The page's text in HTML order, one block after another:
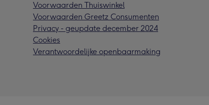
Voorwaarden Thuiswinkel
Voorwaarden Greetz Consumenten
Privacy - geupdate december 2024
Cookies
Verantwoordelijke openbaarmaking